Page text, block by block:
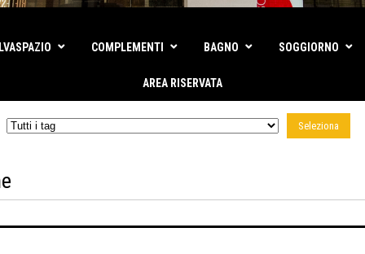
COMPLEMENTI BAGNO SOGGIORNO
AREA RISERVATA